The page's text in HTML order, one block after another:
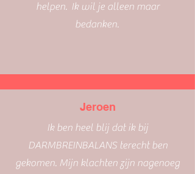
helpen. Ik wil je alleen maar
bedanken.
Jeroen
Ik ben heel blij dat ik bij
DARMBREINBALANS terecht ben
gekomen. Mijn klachten zijn nagenoeg